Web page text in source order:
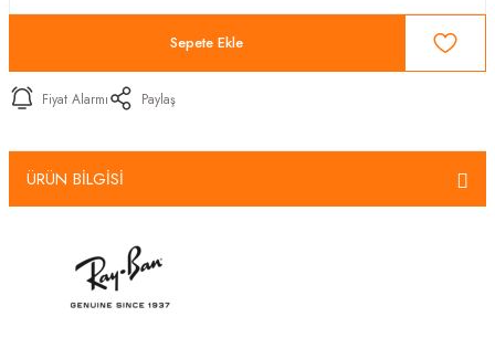
Sepete Ekle
Fiyat Alarmı Paylaş
ÜRÜN BİLGİSİ